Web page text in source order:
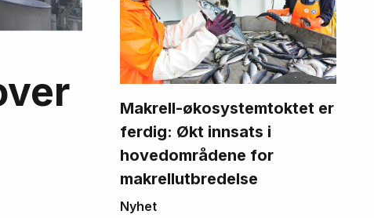
Makrell-økosystemtoktet er
ferdig: Økt innsats i
hovedområdene for
makrellutbredelse
Nyhet